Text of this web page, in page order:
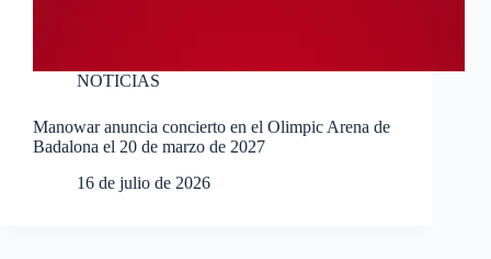
NOTICIAS
Manowar anuncia concierto en el Olimpic Arena de
Badalona el 20 de marzo de 2027
16 de julio de 2026